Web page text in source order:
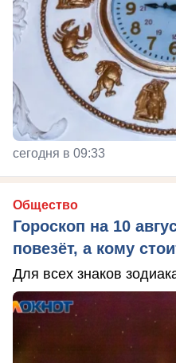
сегодня в 09:33
Общество
Гороскоп на 10
повезёт, а кому
Для всех знаков